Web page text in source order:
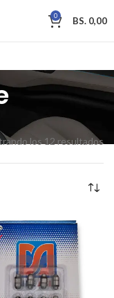
0 BS. 0,00
los 12 resultados